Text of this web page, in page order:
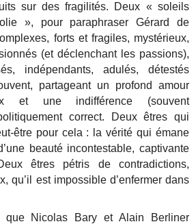
sur des fragilités. Deux « soleils
», pour paraphraser Gérard de
forts et fragiles, mystérieux,
(et déclenchant les passions),
indépendants, adulés, détestés
partageant un profond amour
et une indifférence (souvent
correct. Deux êtres qui
être pour cela : la vérité qui émane
beauté incontestable, captivante
êtres pétris de contradictions,
qu’il est impossible d’enfermer dans
que Nicolas Bary et Alain Berliner